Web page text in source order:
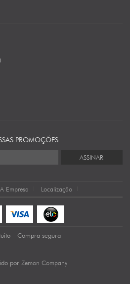
PROMOÇÕES
ASSINAR
A Empresa Localização
Compra segura
por Zemon Company